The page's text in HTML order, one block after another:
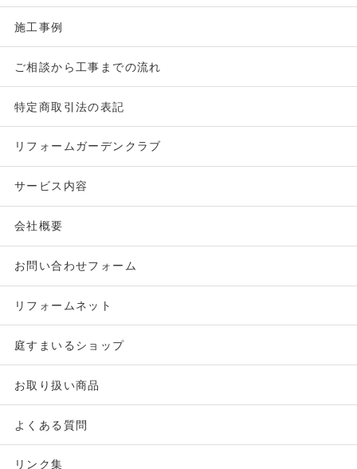
施工事例
ご相談から工事までの流れ
特定商取引法の表記
リフォームガーデンクラブ
サービス内容
会社概要
お問い合わせフォーム
リフォームネット
庭すまいるショップ
お取り扱い商品
よくある質問
リンク集